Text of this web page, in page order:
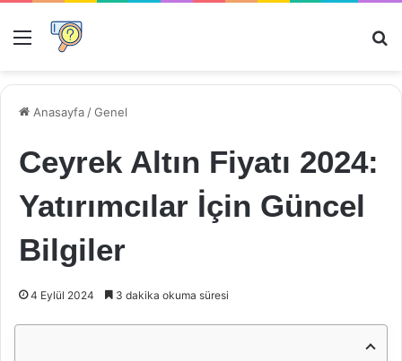
Menü
Anasayfa /Genel
Ceyrek Altın Fiyatı 2024:
Yatırımcılar İçin Güncel
Bilgiler
4 Eylül 2024 3 dakika okuma süresi